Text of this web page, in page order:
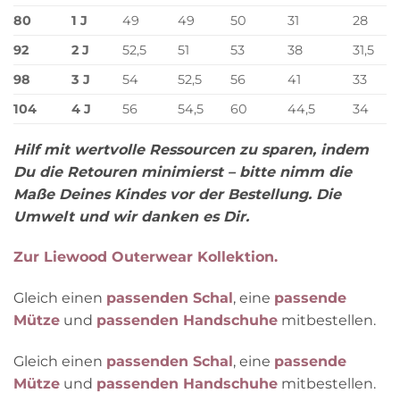
80
1 J 49 49 50 31
28
92
2 J 52,5 51 53 38
31,5
98
3 J 54 52,5 56 41
33
104
4 J 56 54,5 60 44,5 34
Hilf mit wertvolle Ressourcen zu sparen, indem
Du die Retouren minimierst – bitte nimm die
Maße Deines Kindes vor der Bestellung. Die
Umwelt und wir danken es Dir.
Zur Liewood Outerwear Kollektion.
Gleich einen passenden Schal , eine passende
Mütze und passenden Handschuhe mitbestellen.
Gleich einen passenden Schal, eine passende
Mütze und passenden Handschuhe mitbestellen.